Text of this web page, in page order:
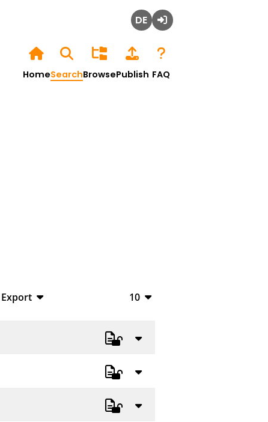
HomeSearchBrowsePublish FAQ
Export
10
20